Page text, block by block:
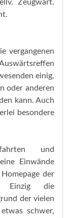
Zeugwart.
vergangenen
einig,
oder anderen
kann. Auch
besondere
und
Einwände
der
Einzig die
der vielen
schwer,